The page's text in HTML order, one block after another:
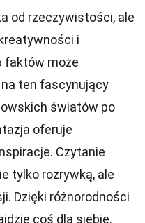
od rzeczywistości, ale
i
faktów może
ten fascynujący
światów po
oferuje
Czytanie
tylko rozrywką, ale
Dzięki różnorodności
coś dla siebie.